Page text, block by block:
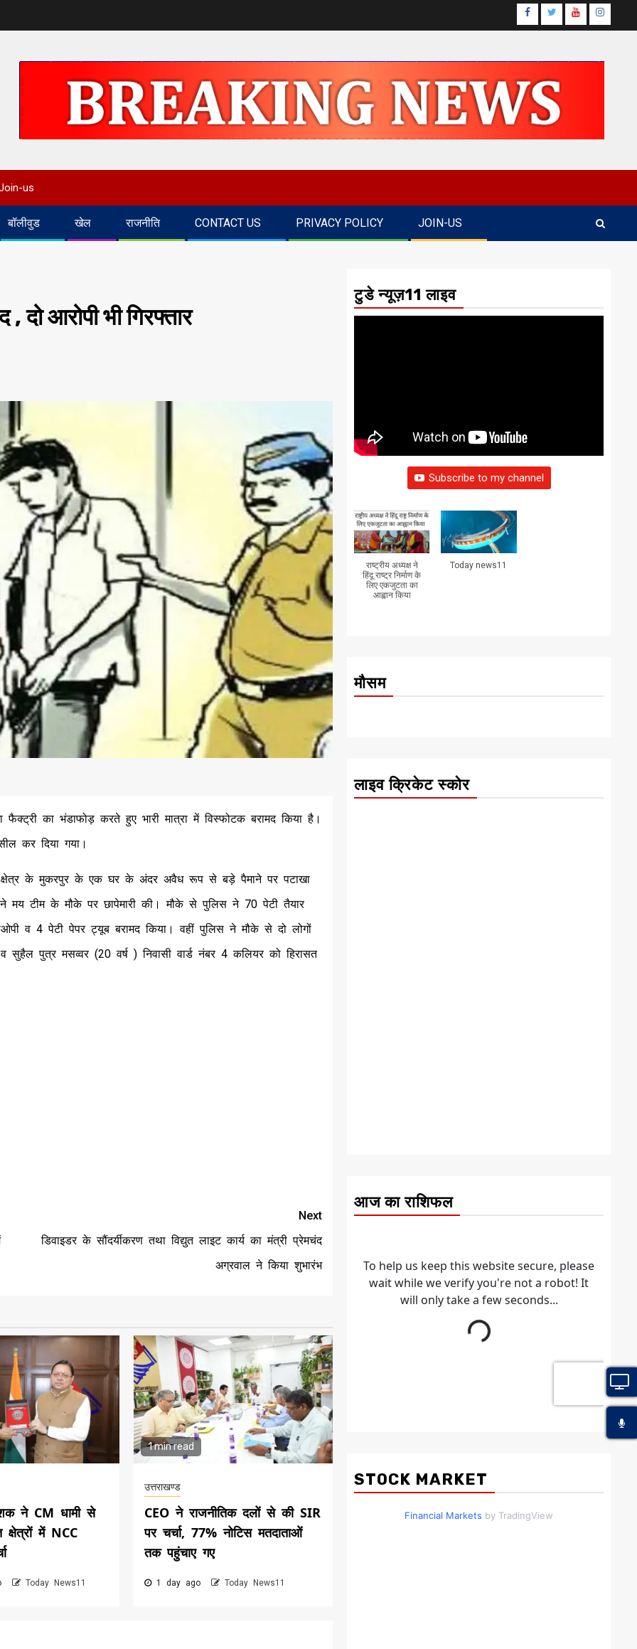
Facebook
TwitterYoutube
us
बॉलीवुड खेल राजनीति CONTACT US PRIVACY POLICY JOIN-US
, दो आरोपी भी गिरफ्तार
फैक्ट्री का भंडाफोड़ करते हुए भारी मात्रा में विस्फोटक बरामद किया है।
कर दिया गया।
क्षेत्र के मुकरपुर के एक घर के अंदर अवैध रूप से बड़े पैमाने पर पटाखा
ने मय टीम के मौके पर छापेमारी की। मौके से पुलिस ने 70 पेटी तैयार
व 4 पेटी पेपर ट्यूब बरामद किया। वहीं पुलिस ने मौके से दो लोगों
सुहैल पुत्र मसव्वर (20 वर्ष ) निवासी वार्ड नंबर 4 कलियर को हिरासत
Next
डिवाइडर के सौंदर्यीकरण तथा विद्युत लाइट कार्य का मंत्री प्रेमचंद
अग्रवाल ने किया शुभारंभ
ने CM धामी से
क्षेत्रों में NCC
Today News11
1 min read
उत्तराखण्ड
CEO ने राजनीतिक दलों से की SIR
पर चर्चा, 77% नोटिस मतदाताओं
तक पहुंचाए गए
1 day ago Today News11
टुडे न्यूज़11 लाइव
Subscribe to my channel
राष्ट्रीय अध्यक्ष ने
हिंदू राष्ट्र निर्माण के
लिए एकजुटता का
आह्वान किया
Today news11
मौसम
लाइव क्रिकेट स्कोर
आज का राशिफल
STOCK MARKET
Financial Markets by TradingView